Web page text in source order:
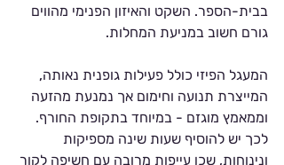
בבית-הספר. השקט והאיזון הפנימי מהווים
גורם חשוב במניעת המחלות.
המעגל הפיזי כולל פעילות גופנית נאותה,
המייצרת תנועה וחימום אך נמנעת מהזעה
וממאמץ מוגזם - במיוחד בתקופת החורף.
לכך יש להוסיף שעות שינה מספיקות
ונינוחות, שכן עייפות מרובה עם חשיפה לקור